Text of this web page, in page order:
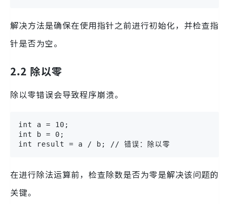
解决方法是确保在使用指针之前进行初始化，并检查指
针是否为空。
2.2 除以零
除以零错误会导致程序崩溃。
int a = 10;
int b = 0;
int result = a / b; // 错误：除以零
在进行除法运算前，检查除数是否为零是解决该问题的
关键。